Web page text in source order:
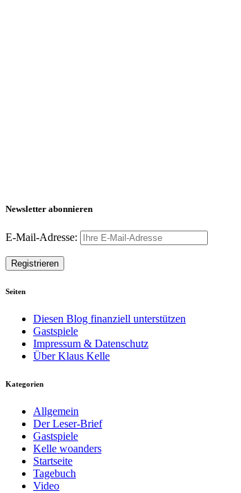
Newsletter abonnieren
E-Mail-Adresse:
Seiten
Diesen Blog finanziell unterstützen
Gastspiele
Impressum & Datenschutz
Über Klaus Kelle
Kategorien
Allgemein
Der Leser-Brief
Gastspiele
Kelle woanders
Startseite
Tagebuch
Video